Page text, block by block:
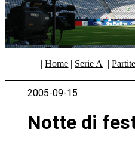
|Home | Serie A |
2005-09-15
Notte di